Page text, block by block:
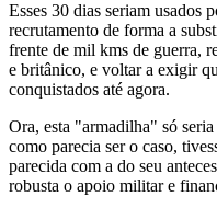
Esses 30 dias seriam usados
recrutamento de forma a
frente de mil kms de guerra,
e britânico, e voltar a exigir
conquistados até agora.
Ora, esta "armadilha" só
como parecia ser o caso,
parecida com a do seu
robusta o apoio militar e